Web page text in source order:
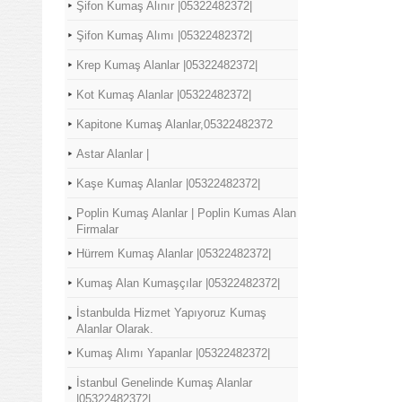
Şifon Kumaş Alınır |05322482372|
Şifon Kumaş Alımı |05322482372|
Krep Kumaş Alanlar |05322482372|
Kot Kumaş Alanlar |05322482372|
Kapitone Kumaş Alanlar,05322482372
Astar Alanlar |
Kaşe Kumaş Alanlar |05322482372|
Poplin Kumaş Alanlar | Poplin Kumas Alan
Firmalar
Hürrem Kumaş Alanlar |05322482372|
Kumaş Alan Kumaşçılar |05322482372|
İstanbulda Hizmet Yapıyoruz Kumaş
Alanlar Olarak.
Kumaş Alımı Yapanlar |05322482372|
İstanbul Genelinde Kumaş Alanlar
|05322482372|